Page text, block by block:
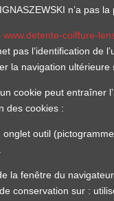
n’a pas
www.detente-coiffure-
pas l’identification de
la navigation
cookie peut entraîner
des cookies :
onglet outil
la fenêtre du
conservation sur :